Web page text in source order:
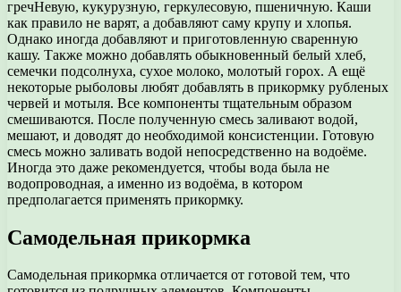
гречНевую, кукурузную, геркулесовую, пшеничную. Каши
как правило не варят, а добавляют саму крупу и хлопья.
Однако иногда добавляют и приготовленную сваренную
кашу. Также можно добавлять обыкновенный белый хлеб,
семечки подсолнуха, сухое молоко, молотый горох. А ещё
некоторые рыболовы любят добавлять в прикормку рубленых
червей и мотыля. Все компоненты тщательным образом
смешиваются. После полученную смесь заливают водой,
мешают, и доводят до необходимой консистенции. Готовую
смесь можно заливать водой непосредственно на водоёме.
Иногда это даже рекомендуется, чтобы вода была не
водопроводная, а именно из водоёма, в котором
предполагается применять прикормку.
Самодельная прикормка
Самодельная прикормка отличается от готовой тем, что